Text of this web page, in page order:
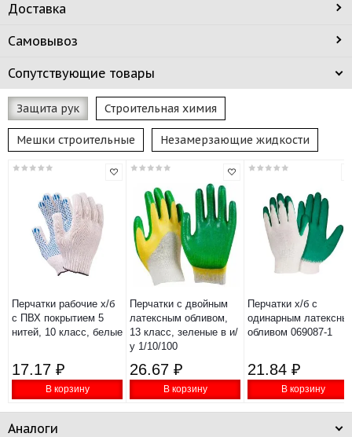
Доставка
Самовывоз
Сопутствующие товары
Защита рук Строительная химия
Мешки строительные Незамерзающие жидкости
Перчатки рабочие х/б
с ПВХ покрытием 5
нитей, 10 класс, белые
17.17 ₽
В корзину
Перчатки с двойным
латексным обливом,
13 класс, зеленые в и/
у 1/10/100
26.67 ₽
В корзину
Перчатки х/б с
одинарным
обливом 069087-1
21.84 ₽
В корзину
Аналоги